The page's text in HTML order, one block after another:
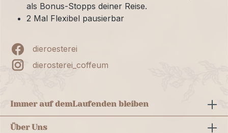
als Bonus-Stopps deiner Reise.
2 Mal Flexibel pausierbar
dieroesterei
dierosterei_coffeum
Immer auf demLaufenden bleiben
Über Uns